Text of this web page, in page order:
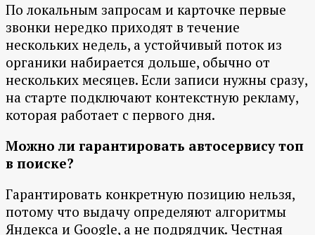
По локальным запросам и карточке первые
звонки нередко приходят в течение
нескольких недель, а устойчивый поток из
органики набирается дольше, обычно от
нескольких месяцев. Если записи нужны сразу,
на старте подключают контекстную рекламу,
которая работает с первого дня.
Можно ли гарантировать автосервису топ
в поиске?
Гарантировать конкретную позицию нельзя,
потому что выдачу определяют алгоритмы
Яндекса и Google, а не подрядчик. Честная